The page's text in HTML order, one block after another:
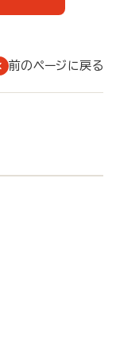
前のページに戻る